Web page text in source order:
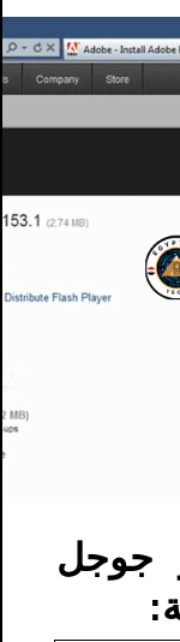
جوجل